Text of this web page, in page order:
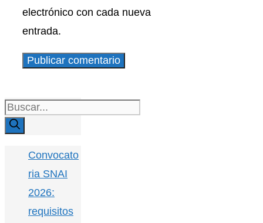
electrónico con cada nueva
entrada.
Buscar:
Convocato
ria SNAI
2026:
requisitos